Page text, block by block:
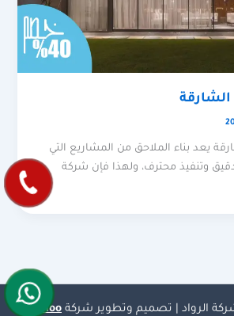
الشارقة
يعد بناء الملاحق من المشاريع التي
وتنفيذ محترف، ولهذا فإن شركة
Olymoo